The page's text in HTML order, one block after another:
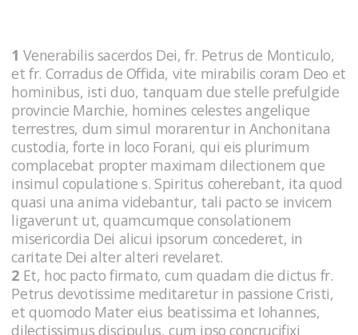
1 Venerabilis sacerdos Dei, fr. Petrus de Monticulo,
et fr. Corradus de Offida, vite mirabilis coram Deo et
hominibus, isti duo, tanquam due stelle prefulgide
provincie Marchie, homines celestes angelique
terrestres, dum simul morarentur in Anchonitana
custodia, forte in loco Forani, qui eis plurimum
complacebat propter maximam dilectionem que
insimul copulatione s. Spiritus coherebant, ita quod
quasi una anima videbantur, tali pacto se invicem
ligaverunt ut, quamcumque consolationem
misericordia Dei alicui ipsorum concederet, in
caritate Dei alter alteri revelaret.
2 Et, hoc pacto firmato, cum quadam die dictus fr.
Petrus devotissime meditaretur in passione Cristi,
et quomodo Mater eius beatissima et Iohannes,
dilectissimus discipulus, cum ipso concrucifixi